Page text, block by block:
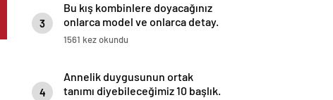
3
Bu kış kombinlere doyacağınız
onlarca model ve onlarca detay.
1561 kez okundu
4
Annelik duygusunun ortak
tanımı diyebileceğimiz 10 başlık.